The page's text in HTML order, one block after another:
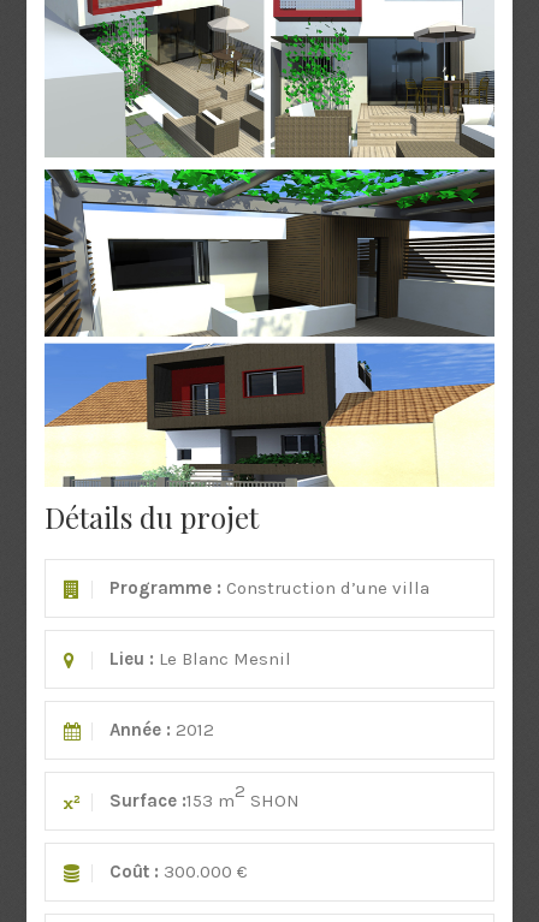
Détails du projet
Programme : Construction d’une villa
Lieu : Le Blanc Mesnil
Année : 2012
Surface :153 m2 SHON
Coût : 300.000 €